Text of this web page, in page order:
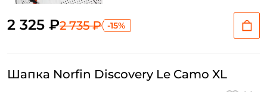
2 325 ₽2 735 ₽ -15%
Шапка Norfin Discovery Le Camo XL
Создать аккаунт
ФИО: *